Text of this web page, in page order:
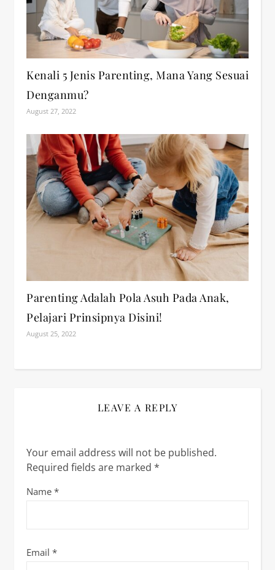
Kenali 5 Jenis Parenting, Mana Yang Sesuai
Denganmu?
August 27, 2022
Parenting Adalah Pola Asuh Pada Anak,
Pelajari Prinsipnya Disini!
August 25, 2022
LEAVE A REPLY
Your email address will not be published.
Required fields are marked *
Name *
Email *